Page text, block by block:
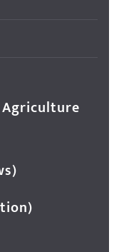
Agriculture